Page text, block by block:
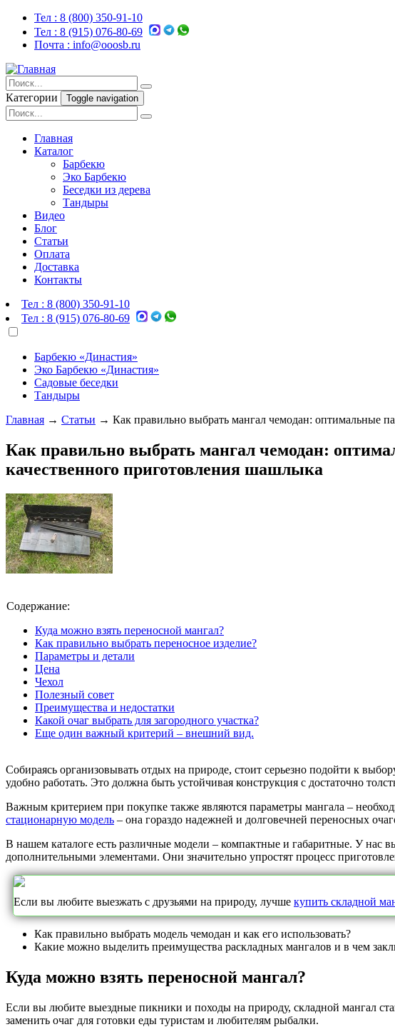
Тел : 8 (800) 350-91-10
Тел : 8 (915) 076-80-69
Почта : info@ooosb.ru
Категории Toggle navigation
Главная
Каталог
Барбекю
Эко Барбекю
Беседки из дерева
Тандыры
Видео
Блог
Статьи
Оплата
Доставка
Контакты
Тел : 8 (800) 350-91-10
Тел : 8 (915) 076-80-69
Барбекю «Династия»
Эко Барбекю «Династия»
Садовые беседки
Тандыры
Главная → Статьи → Как правильно выбрать мангал чемодан: оптимальные
Как правильно выбрать мангал чемодан:
качественного приготовления шашлыка
Содержание:
Куда можно взять переносной мангал?
Как правильно выбрать переносное изделие?
Параметры и детали
Цена
Чехол
Полезный совет
Преимущества и недостатки
Какой очаг выбрать для загородного участка?
Еще один важный критерий – внешний вид.
Собираясь организовывать отдых на природе, стоит серьезно подойти к
удобно работать. Это должна быть устойчивая конструкция с достаточно
Важным критерием при покупке также являются параметры мангала –
стационарную модель – она гораздо надежней и долговечней переносных
В нашем каталоге есть различные модели – компактные и габаритные. У нас
дополнительными элементами. Они значительно упростят процесс
Если вы любите выезжать с друзьями на природу, лучше купить складной
Как правильно выбрать модель чемодан и как его использовать?
Какие можно выделить преимущества раскладных мангалов и в чем
Куда можно взять переносной мангал?
Если вы любите выездные пикники и походы на природу, складной мангал
заменить очаг для готовки еды туристам и любителям рыбалки.